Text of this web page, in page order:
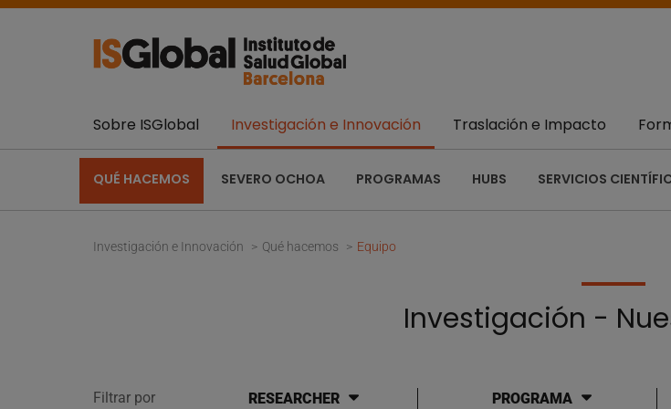
Sobre ISGlobal Investigación e Innovación
QUÉ HACEMOS SEVERO OCHOA PROGRAMAS HUBS SERVICIOS
Traslación e Impacto
Investigación e Innovación Qué hacemos Equipo
Investigación -
Filtrar por RESEARCHER PROGRAMA